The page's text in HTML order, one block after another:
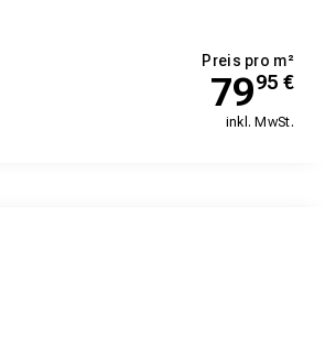
Preis pro m²
7995 €
inkl. MwSt.